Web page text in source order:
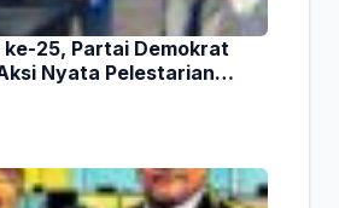
ke-25, Partai Demokrat
Nyata Pelestarian